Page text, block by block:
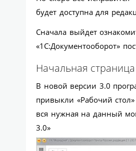
будет доступна для
Сначала выйдет
«1С:Документооборот»
Начальная страница
В новой версии 3.0
привыкли «Рабочий
вся нужная на данный
3.0»